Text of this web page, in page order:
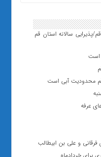
در قم/پذیرایی سالانه استان قم
است
محدودیت آبی است
عرفه